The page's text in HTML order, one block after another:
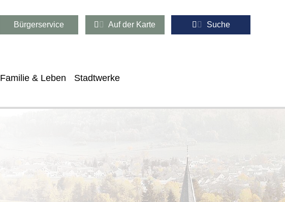
Bürgerservice Auf der Karte Suche
Familie & Leben Stadtwerke